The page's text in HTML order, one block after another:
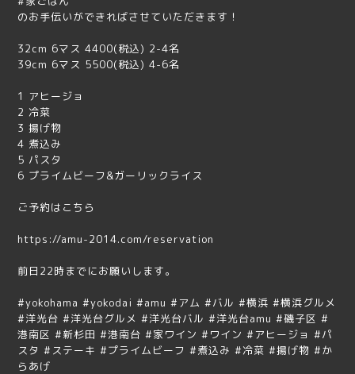
のお手伝いができればさせていただきます！
32cm 6マス 4400(税込) 2-4名
39cm 6マス 5500(税込) 4-6名
1 アヒージョ
2 冷菜
3 揚げ物
4 煮込み
5 パスタ
6 プライムビーフ&ガーリックライス
ご予約はこちら
https://amu-2014.com/reservation
前日22時までにお願いします。
#yokohama #yokodai #amu #アム #バル #横浜 #横浜グルメ
#洋光台 #洋光台グルメ #洋光台バル #洋光台amu #磯子区 #
港南区 #新杉田 #港南台 #家ワイン #ワイン #アヒージョ #パ
スタ #ステーキ #プライムビーフ #煮込み #冷菜 #揚げ物 #か
らあげ